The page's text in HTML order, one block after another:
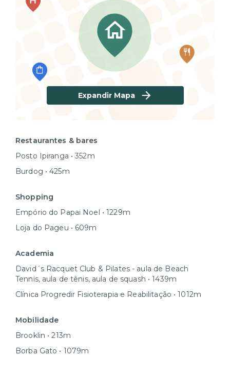
Expandir Mapa
Restaurantes & bares
Posto Ipiranga • 352m
Burdog • 425m
Shopping
Empório do Papai Noel • 1229m
Loja do Pageu • 609m
Academia
David´s Racquet Club & Pilates - aula de Beach
Tennis, aula de tênis, aula de squash • 1439m
Clínica Progredir Fisioterapia e Reabilitação • 1012m
Mobilidade
Brooklin • 213m
Borba Gato • 1079m